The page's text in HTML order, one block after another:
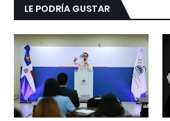
LE PODRÍA GUSTAR